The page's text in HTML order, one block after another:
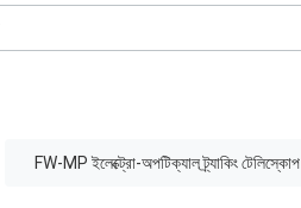
FW-MP ইলেক্ট্রো-অপটিক্যাল ট্র্যাকিং টেলিস্কোপ